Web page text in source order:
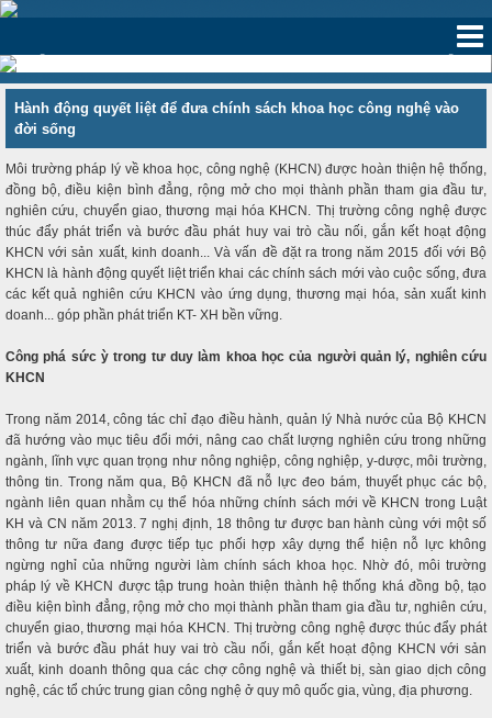
‹ ›
Hành động quyết liệt để đưa chính sách khoa học công nghệ vào
đời sống
Môi trường pháp lý về khoa học, công nghệ (KHCN) được hoàn thiện hệ thống,
đồng bộ, điều kiện bình đẳng, rộng mở cho mọi thành phần tham gia đầu tư,
nghiên cứu, chuyển giao, thương mại hóa KHCN. Thị trường công nghệ được
thúc đẩy phát triển và bước đầu phát huy vai trò cầu nối, gắn kết hoạt động
KHCN với sản xuất, kinh doanh... Và vấn đề đặt ra trong năm 2015 đối với Bộ
KHCN là hành động quyết liệt triển khai các chính sách mới vào cuộc sống, đưa
các kết quả nghiên cứu KHCN vào ứng dụng, thương mại hóa, sản xuất kinh
doanh... góp phần phát triển KT- XH bền vững.
Công phá sức ỳ trong tư duy làm khoa học của người quản lý, nghiên cứu
KHCN
Trong năm 2014, công tác chỉ đạo điều hành, quản lý Nhà nước của Bộ KHCN
đã hướng vào mục tiêu đổi mới, nâng cao chất lượng nghiên cứu trong những
ngành, lĩnh vực quan trọng như nông nghiệp, công nghiệp, y-dược, môi trường,
thông tin. Trong năm qua, Bộ KHCN đã nỗ lực đeo bám, thuyết phục các bộ,
ngành liên quan nhằm cụ thể hóa những chính sách mới về KHCN trong Luật
KH và CN năm 2013. 7 nghị định, 18 thông tư được ban hành cùng với một số
thông tư nữa đang được tiếp tục phối hợp xây dựng thể hiện nỗ lực không
ngừng nghỉ của những người làm chính sách khoa học. Nhờ đó, môi trường
pháp lý về KHCN được tập trung hoàn thiện thành hệ thống khá đồng bộ, tạo
điều kiện bình đẳng, rộng mở cho mọi thành phần tham gia đầu tư, nghiên cứu,
chuyển giao, thương mại hóa KHCN. Thị trường công nghệ được thúc đẩy phát
triển và bước đầu phát huy vai trò cầu nối, gắn kết hoạt động KHCN với sản
xuất, kinh doanh thông qua các chợ công nghệ và thiết bị, sàn giao dịch công
nghệ, các tổ chức trung gian công nghệ ở quy mô quốc gia, vùng, địa phương.